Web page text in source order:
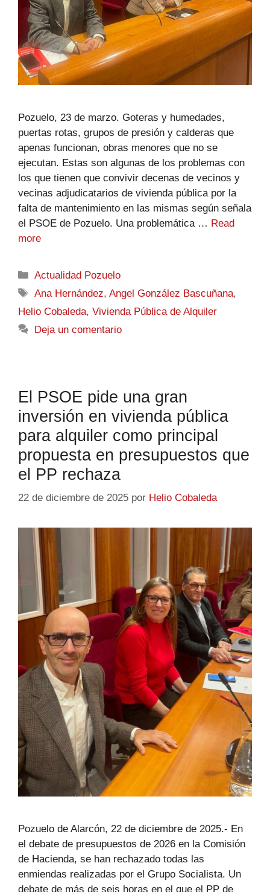
Pozuelo, 23 de marzo. Goteras y humedades,
puertas rotas, grupos de presión y calderas que
apenas funcionan, obras menores que no se
ejecutan. Estas son algunas de los problemas con
los que tienen que convivir decenas de vecinos y
vecinas adjudicatarios de vivienda pública por la
falta de mantenimiento en las mismas según señala
el PSOE de Pozuelo. Una problemática … Read
more
Actualidad Pozuelo
Ana Hernández,Angel González Bascuñana,
Helio Cobaleda, Vivienda Pública de Alquiler
Deja un comentario
El PSOE pide una gran
inversión en vivienda pública
para alquiler como principal
propuesta en presupuestos que
el PP rechaza
22 de diciembre de 2025 por Helio Cobaleda
Pozuelo de Alarcón, 22 de diciembre de 2025.- En
el debate de presupuestos de 2026 en la Comisión
de Hacienda, se han rechazado todas las
enmiendas realizadas por el Grupo Socialista. Un
debate de más de seis horas en el que el PP de